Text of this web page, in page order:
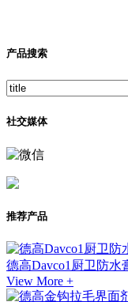
产品搜索
社交媒体
推荐产品
德高Davco1厨卫防水
View More +